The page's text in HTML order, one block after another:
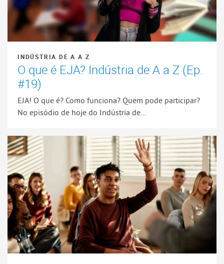
INDÚSTRIA DE A A Z
O que é EJA? Indústria de A a Z (Ep.
#19)
EJA! O que é? Como funciona? Quem pode participar?
No episódio de hoje do Indústria de...